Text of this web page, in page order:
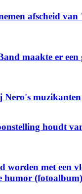
afscheid
maakte er een
Nero's muzikanten
houdt
worden met een
humor (fotoalbum)